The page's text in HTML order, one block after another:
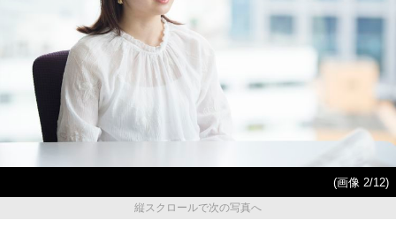
(画像 2/12)
縦スクロールで次の写真へ